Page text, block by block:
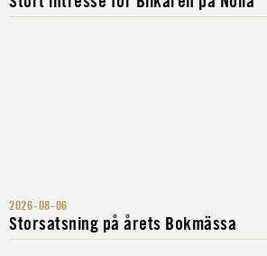
2026-08-06
Storsatsning på årets Bokmässa